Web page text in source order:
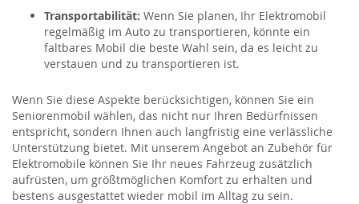
Transportabilität: Wenn Sie planen, Ihr Elektromobil
regelmäßig im Auto zu transportieren, könnte ein
faltbares Mobil die beste Wahl sein, da es leicht zu
verstauen und zu transportieren ist.
Wenn Sie diese Aspekte berücksichtigen, können Sie ein
Seniorenmobil wählen, das nicht nur Ihren Bedürfnissen
entspricht, sondern Ihnen auch langfristig eine verlässliche
Unterstützung bietet. Mit unserem Angebot an Zubehör für
Elektromobile können Sie Ihr neues Fahrzeug zusätzlich
aufrüsten, um größtmöglichen Komfort zu erhalten und
bestens ausgestattet wieder mobil im Alltag zu sein.